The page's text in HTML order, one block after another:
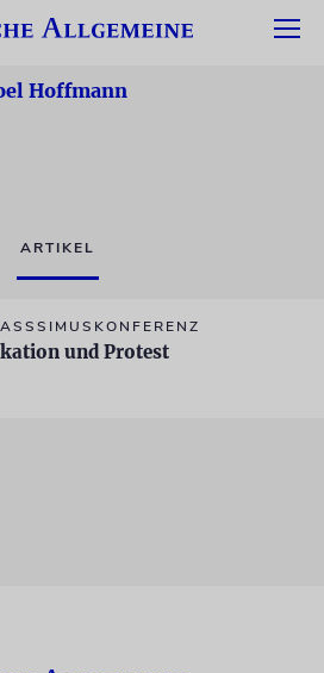
Hoffmann
ARTIKEL
und Protest